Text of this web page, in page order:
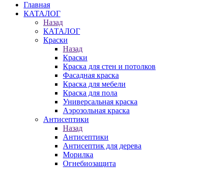
Главная
КАТАЛОГ
Назад
КАТАЛОГ
Краски
Назад
Краски
Краска для стен и потолков
Фасадная краска
Краска для мебели
Краска для пола
Универсальная краска
Аэрозольная краска
Антисептики
Назад
Антисептики
Антисептик для дерева
Морилка
Огнебиозащита